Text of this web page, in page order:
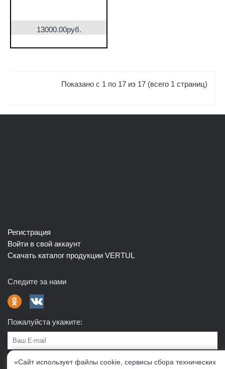
13000.00руб.
Показано с 1 по 17 из 17 (всего 1 страниц)
Регистрация
Войти в свой аккаунт
Скачать каталог продукции VERTUL
Следите за нами
Пожалуйста укажите:
Подписаться
«Сайт использует файлы cookie, сервисы сбора технических